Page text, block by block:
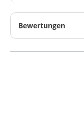
Bewertungen